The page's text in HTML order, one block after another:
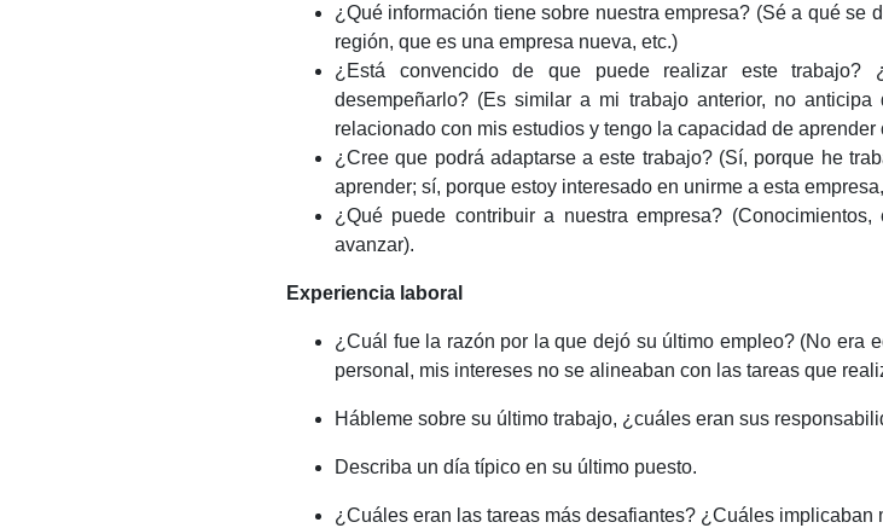
¿Qué información tiene sobre nuestra empresa? (Sé a qué se
región, que es una empresa nueva, etc.)
¿Está convencido de que puede realizar este trabajo?
desempeñarlo? (Es similar a mi trabajo anterior, no
relacionado con mis estudios y tengo la capacidad de aprender
¿Cree que podrá adaptarse a este trabajo? (Sí, porque he
aprender; sí, porque estoy interesado en unirme a esta
¿Qué puede contribuir a nuestra empresa?
avanzar).
Experiencia laboral
¿Cuál fue la razón por la que dejó su último empleo? (No era
personal, mis intereses no se alineaban con las tareas que
Hábleme sobre su último trabajo, ¿cuáles eran sus
Describa un día típico en su último puesto.
¿Cuáles eran las tareas más desafiantes? ¿Cuáles implicaban